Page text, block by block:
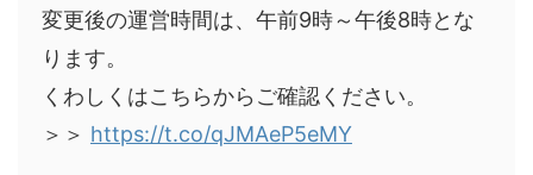
変更後の運営時間は、午前9時～午後8時とな
ります。
くわしくはこちらからご確認ください。
＞＞ https://t.co/qJMAeP5eMY